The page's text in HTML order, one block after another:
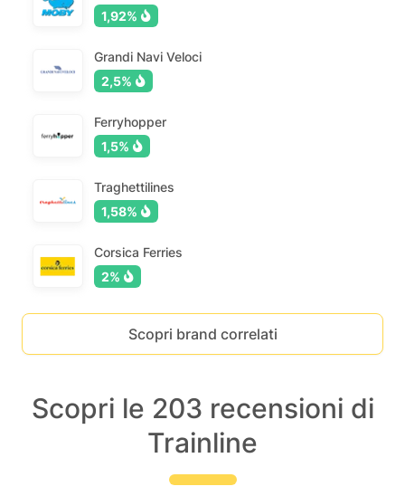
1,92%
Grandi Navi Veloci
2,5%
Ferryhopper
1,5%
Traghettilines
1,58%
Corsica Ferries
2%
Scopri brand correlati
Scopri le 203 recensioni di
Trainline